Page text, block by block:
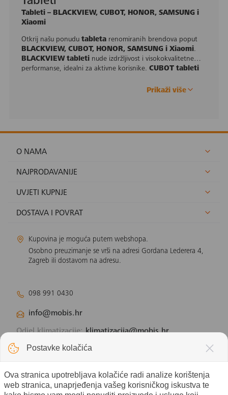
Tableti – BLACKVIEW, CUBOT, HONOR, SAMSUNG i
Xiaomi
Otkrij našu ponudu tableta renomiranih brendova poput
BLACKVIEW, CUBOT, HONOR, SAMSUNG i Xiaomi.
BLACKVIEW tableti nude izdržljivost i visokokvalitetne
performanse, idealni za aktivne korisnike. CUBOT tableti
kombiniraju
Prikaži više
O NAMA
NAJPRODAVANIJE
UVJETI KUPNJE
DOSTAVA I POVRAT
Kupovina je moguća putem webshopa.
Osobno preuzimanje se vrši na adresi Gordana Lederera 4,
Zagreb ili dostavom na adresu.
098 991 0430
info@mobis.hr
Odjel klimatizacije:klimatizacija@mobis.hr
Odjel solarnih panela:
Postavke kolačića
Ova stranica upotrebljava kolačiće radi analize korištenja
web stranica, unaprjeđenja vašeg korisničkog iskustva te